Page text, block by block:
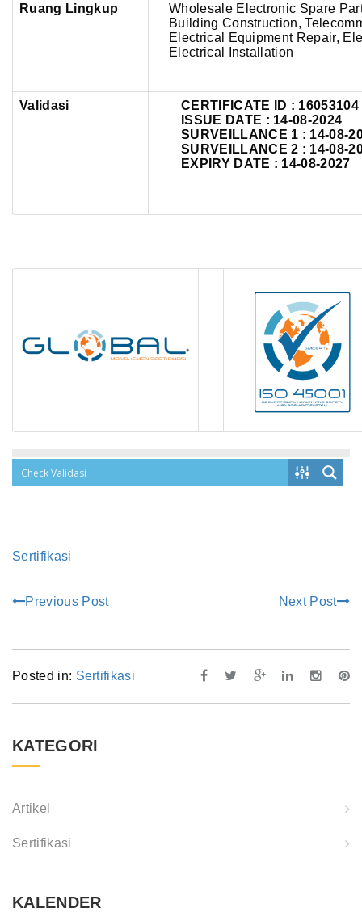
Ruang Lingkup
Wholesale Electronic Spare
Building Construction,
Electrical Equipment Repair,
Electrical Installation
Validasi CERTIFICATE ID : 16053104
ISSUE DATE : 14-08-2024
SURVEILLANCE 1 : 14-08-
SURVEILLANCE 2 : 14-08-
EXPIRY DATE : 14-08-2027
Sertifikasi
Previous Post Next Post
Posted in: Sertifikasi
KATEGORI
Artikel
Sertifikasi
KALENDER